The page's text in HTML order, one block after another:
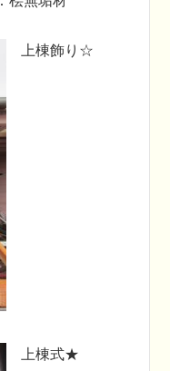
上棟飾り☆
上棟式★